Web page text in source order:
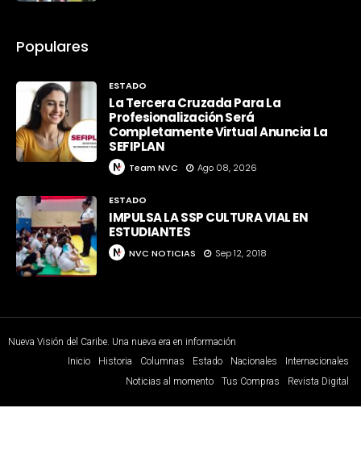
Populares
ESTADO
La Tercera Cruzada Para La
Profesionalización Será
Completamente Virtual Anuncia La
SEFIPLAN
Team NVC Ago 08, 2026
ESTADO
IMPULSA LA SSP CULTURA VIAL EN
ESTUDIANTES
NVC NOTICIAS Sep 12, 2018
Nueva Visión del Caribe. Una nueva era en información
Inicio
Historia Columnas Estado Nacionales
Internacionales
Noticias al momento
Tus Compras Revista Digital